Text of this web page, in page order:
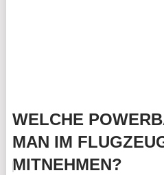
WELCHE
MAN IM
MITNEHMEN?